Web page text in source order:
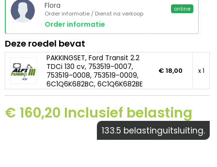
Flora
Order informatie / Dienst na verkoop
Order informatie
online
Deze roedel bevat
PAKKINGSET, Ford Transit 2.2
TDCi 130 cv, 753519-0007,
753519-0008, 753519-0009,
6C1Q6K682BC, 6C1Q6K682BE
€ 18,00 x 1
€ 160,20 Inclusief belasting
133.5 belastinguitsluiting.